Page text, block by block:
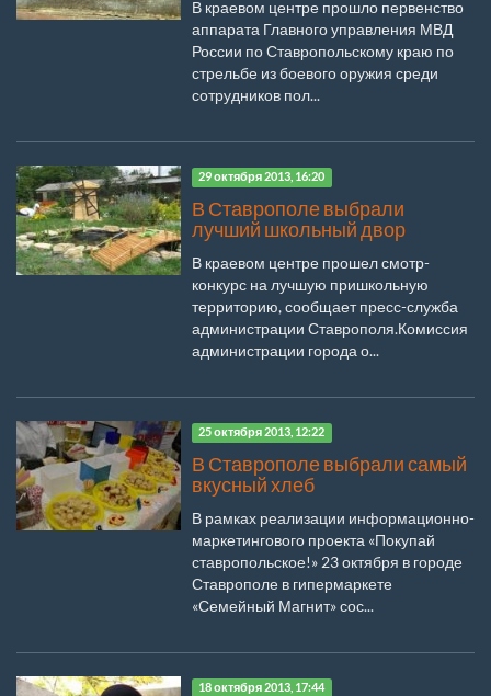
В краевом центре прошло первенство
аппарата Главного управления МВД
России по Ставропольскому краю по
стрельбе из боевого оружия среди
сотрудников пол...
29 октября 2013, 16:20
В Ставрополе выбрали
лучший школьный двор
В краевом центре прошел смотр-
конкурс на лучшую пришкольную
территорию, сообщает пресс-служба
администрации Ставрополя.Комиссия
администрации города о...
25 октября 2013, 12:22
В Ставрополе выбрали самый
вкусный хлеб
В рамках реализации информационно-
маркетингового проекта «Покупай
ставропольское!» 23 октября в городе
Ставрополе в гипермаркете
«Семейный Магнит» сос...
18 октября 2013, 17:44